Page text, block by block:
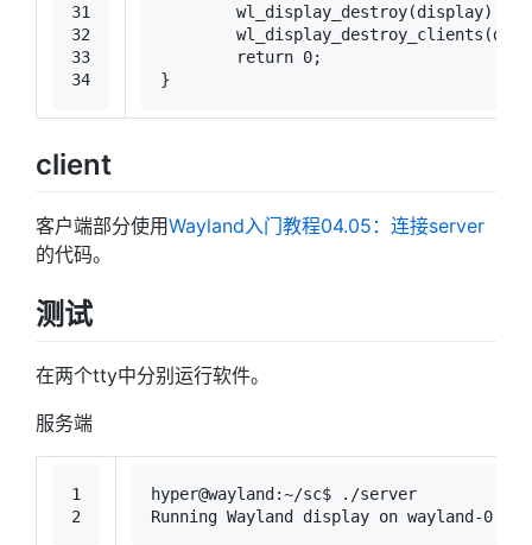
31
32
33
34
	wl_display_destroy(display);
return 0;
}
client
客户端部分使用Wayland入门教程04.05：连接server
的代码。
测试
在两个tty中分别运行软件。
服务端
1
2
hyper@wayland:~/sc$ ./server
Running Wayland display on wayland-0